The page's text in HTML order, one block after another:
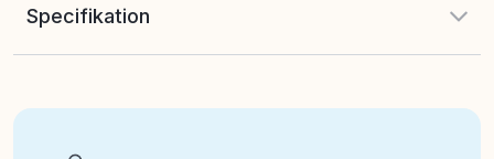
Specifikation